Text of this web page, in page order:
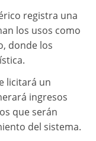
registra una
los usos como
donde los
licitará un
ingresos
que serán
del sistema.